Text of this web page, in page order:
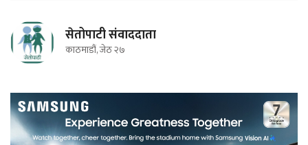
सेतोपाटी संवाददाता
काठमाडौं, जेठ २७